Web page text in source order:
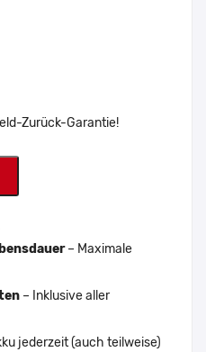
Zurück-Garantie!
– Maximale
– Inklusive aller
jederzeit (auch teilweise)